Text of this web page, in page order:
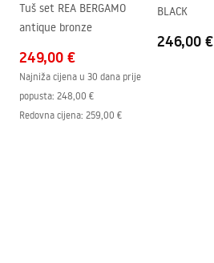
Tuš set REA BERGAMO
antique bronze
249,00 €
Najniža cijena u 30 dana prije
popusta: 248,00 €
Redovna cijena: 259,00 €
BLACK
246,00 €